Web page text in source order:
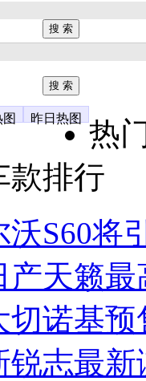
昨日热图
热
款排行
沃S60将
产天籁
切诺基
锐志最